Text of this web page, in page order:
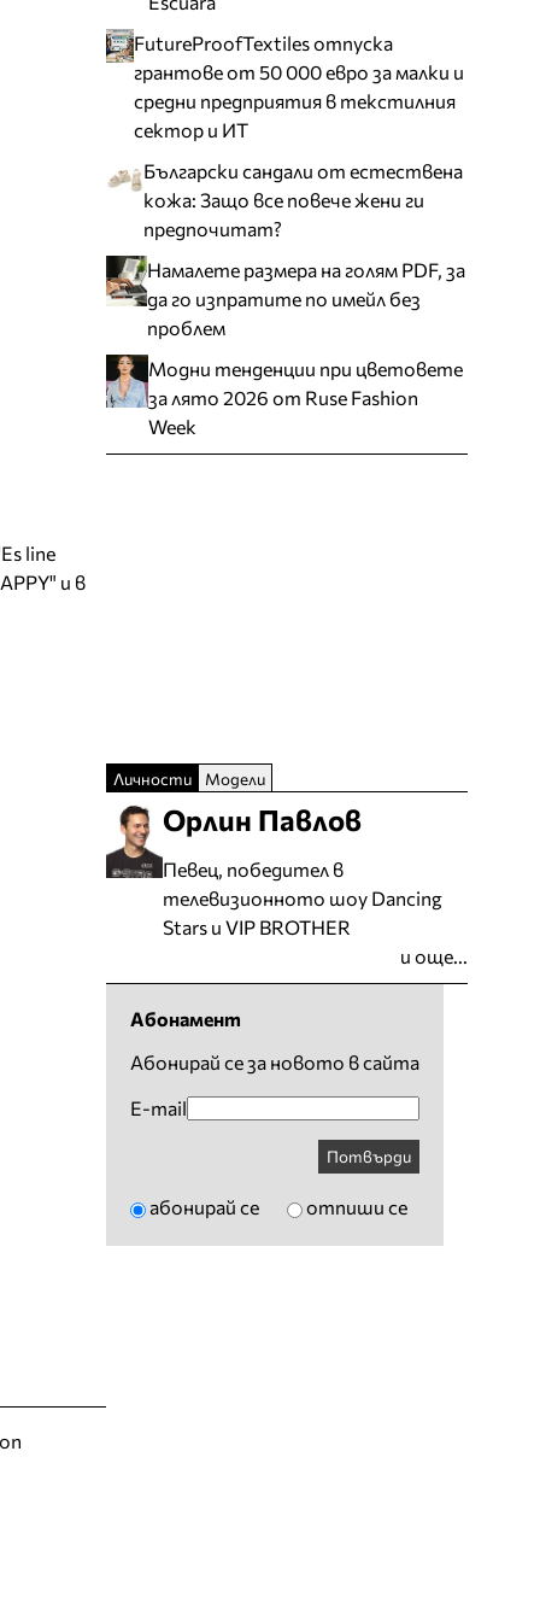
line
и в
FutureProofTextiles отпуска
грантове от 50 000 евро за малки и
средни предприятия в текстилния
сектор и ИТ
Български сандали от естествена
кожа: Защо все повече жени ги
предпочитат?
Намалете размера на голям PDF, за
да го изпратите по имейл без
проблем
Модни тенденции при цветовете
за лято 2026 от Ruse Fashion
Week
Личности Модели
Орлин Павлов
Певец, победител в
телевизионното шоу Dancing
Stars и VIP BROTHER
и още...
Абонамент
Абонирай се за новото в сайта
E-mail
Потвърди
абонирай се отпиши се